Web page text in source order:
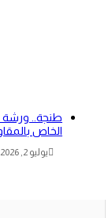
طنجة.. ورشة
الخاص
يوليو 2, 2026